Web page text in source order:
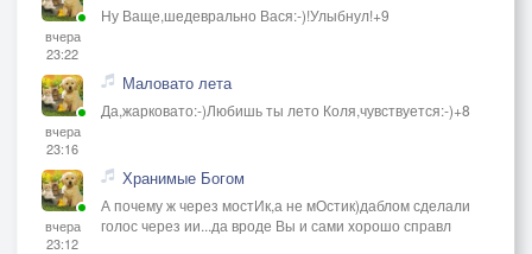
вчера
23:22
Ну Ваще,шедеврально Вася:-)!Улыбнул!+9
вчера
23:16
Маловато лета
Да,жарковато:-)Любишь ты лето Коля,чувствуется:-)+8
вчера
23:12
Хранимые Богом
А почему ж через мостИк,а не мОстик)даблом сделали
голос через ии...да вроде Вы и сами хорошо справл